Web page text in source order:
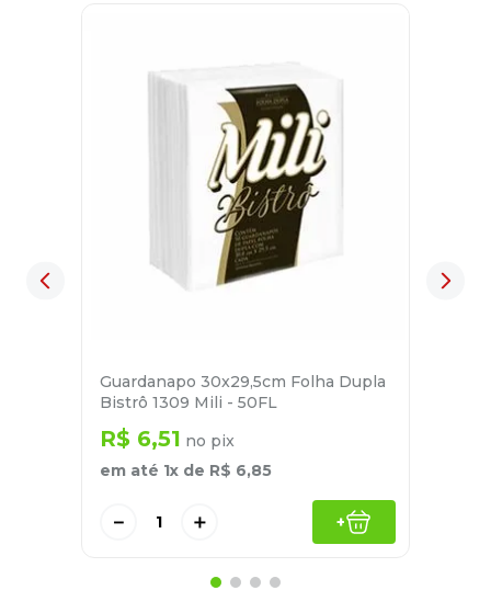
Guardanapo 30x29,5cm Folha Dupla
Bistrô 1309 Mili - 50FL
R$ 6,51 no pix
em até 1x de R$ 6,85
＋
－ +